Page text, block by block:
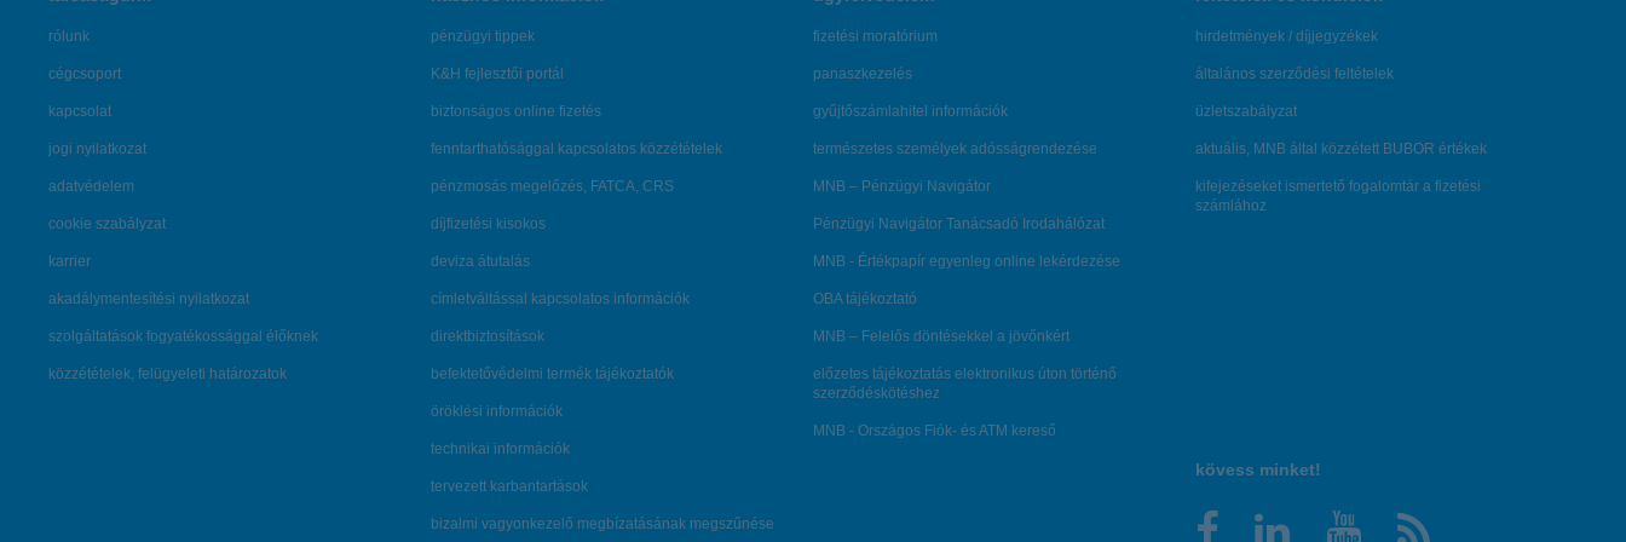
rólunk
cégcsoport
kapcsolat
jogi nyilatkozat
adatvédelem
cookie szabályzat
karrier
akadálymentesítési nyilatkozat
szolgáltatások fogyatékossággal élőknek
közzétételek, felügyeleti határozatok
pénzügyi tippek
K&H fejlesztői portál
biztonságos online fizetés
fenntarthatósággal kapcsolatos közzétételek
pénzmosás megelőzés, FATCA, CRS
díjfizetési kisokos
deviza átutalás
címletváltással kapcsolatos információk
direktbiztosítások
befektetővédelmi termék tájékoztatók
öröklési információk
technikai információk
tervezett karbantartások
bizalmi vagyonkezelő megbízatásának megszűnése
fizetési moratórium
panaszkezelés
gyűjtőszámlahitel információk
természetes személyek adósságrendezése
MNB – Pénzügyi Navigátor
Pénzügyi Navigátor Tanácsadó Irodahálózat
MNB - Értékpapír egyenleg online lekérdezése
OBA tájékoztató
MNB – Felelős döntésekkel a jövőnkért
előzetes tájékoztatás elektronikus úton történő
szerződéskötéshez
MNB - Országos Fiók- és ATM kereső
hirdetmények / díjjegyzékek
általános szerződési feltételek
üzletszabályzat
aktuális, MNB által közzétett BUBOR értékek
kifejezéseket ismertető fogalomtár a fizetési
számlához
kövess minket!